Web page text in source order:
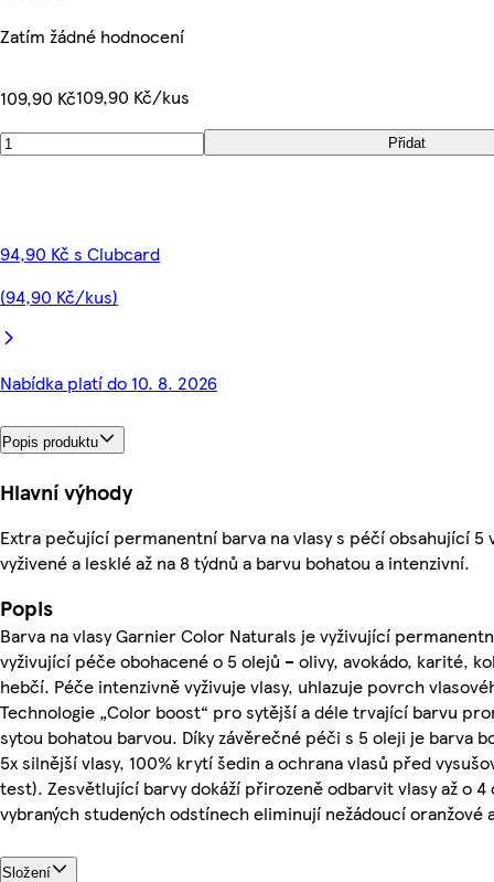
Zatím žádné hodnocení
109,90 Kč109,90 Kč/kus
Přidat
94,90 Kč s Clubcard
(94,90 Kč/kus)
Nabídka platí do 10. 8. 2026
Popis produktu
Hlavní výhody
Extra pečující permanentní barva na vlasy s péčí obsahující 5
vyživené a lesklé až na 8 týdnů a barvu bohatou a intenzivní.
Popis
Barva na vlasy Garnier Color Naturals je vyživující
vyživující péče obohacené o 5 olejů – olivy, avokádo, karité,
hebčí. Péče intenzivně vyživuje vlasy, uhlazuje povrch
Technologie „Color boost“ pro sytější a déle trvající barvu
sytou bohatou barvou. Díky závěrečné péči s 5 oleji je barva
5x silnější vlasy, 100% krytí šedin a ochrana vlasů před
test). Zesvětlující barvy dokáží přirozeně odbarvit vlasy až o
vybraných studených odstínech eliminují nežádoucí oranžové
Složení